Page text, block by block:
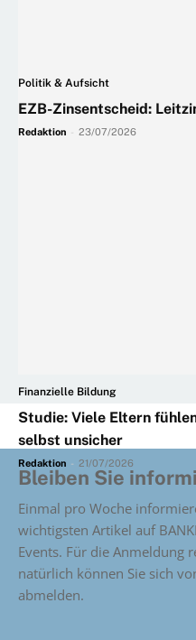
Politik & Aufsicht
EZB-Zinsentscheid:
Redaktion 23/07/2026
Finanzielle Bildung
Studie: Viele Eltern
selbst unsicher
Redaktion - 21/07/2026
Bleiben Sie
Einmal pro Woche
wichtigsten Artikel auf
Events. Für die Anmeldung
natürlich können Sie sich
abmelden.